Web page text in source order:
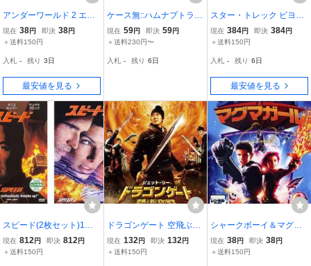
アンダーワールド 2 エボ
リューション コレクター
ズ・エディション レンタ
現在 38円 即決 38円
＋送料150円
入札 - 残り 3日
最安値を見る
ケース無::ハムナプトラ 3
呪われた皇帝の秘宝 レン
タル落ち 中古 DVD
現在 59円 即決 59円
＋送料230円〜
入札 - 残り 6日
スター・トレック ビヨン
ド BEYOND レンタル落
ち 中古 DVD
現在 384円 即決 384円
＋送料150円
入札 - 残り 6日
最安値を見る
スピード(2枚セット)1、2
レンタル落ち 中古 DVD
現在 812円 即決 812円
＋送料150円
ドラゴンゲート 空飛ぶ剣
と幻の秘宝 レンタル落ち
中古 DVD
現在 132円 即決 132円
＋送料150円
シャークボーイ＆マグマ
ガール レンタル落ち 中古
DVD
現在 38円 即決 38円
＋送料150円